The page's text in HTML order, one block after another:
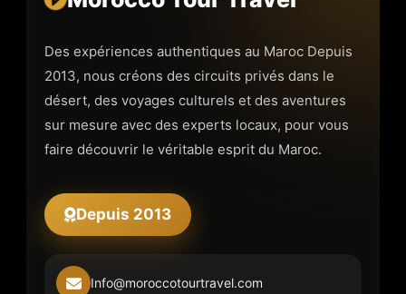
Des expériences authentiques au Maroc Depuis
2013, nous créons des circuits privés dans le
désert, des voyages culturels et des aventures
sur mesure avec des experts locaux, pour vous
faire découvrir le véritable esprit du Maroc.
Depuis 2013
Info@moroccotourtravel.com